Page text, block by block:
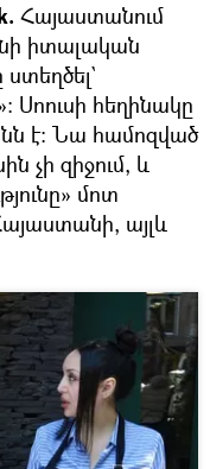
Հայաստանում
իտալական
Սոուսի հեղինակը
է։ Նա համոզված
չի զիջում, և
մոտ
այլև